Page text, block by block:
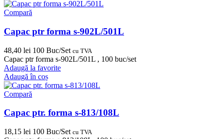
Compară
Capac ptr forma s-902L/501L
48,40 lei 100 Buc/Set cu TVA
Capac ptr forma s-902L/501L , 100 buc/set
Adaugă la favorite
Adaugă în coș
Compară
Capac ptr. forma s-813/108L
18,15 lei 100 Buc/Set cu TVA